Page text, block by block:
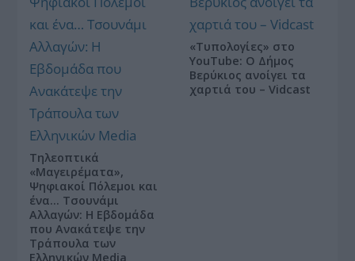
Τηλεοπτικά
«Μαγειρέματα»,
Ψηφιακοί Πόλεμοι και
ένα… Τσουνάμι
Αλλαγών: Η Εβδομάδα
που Ανακάτεψε την
Τράπουλα των
Ελληνικών Media
«Τυπολογίες» στο
YouTube: Ο Δήμος
Βερύκιος ανοίγει τα
χαρτιά του – Vidcast